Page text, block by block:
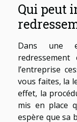
Qui peut
Dans une
l’entreprise
vous faites, la
effet, la
mis en place
espère que sa